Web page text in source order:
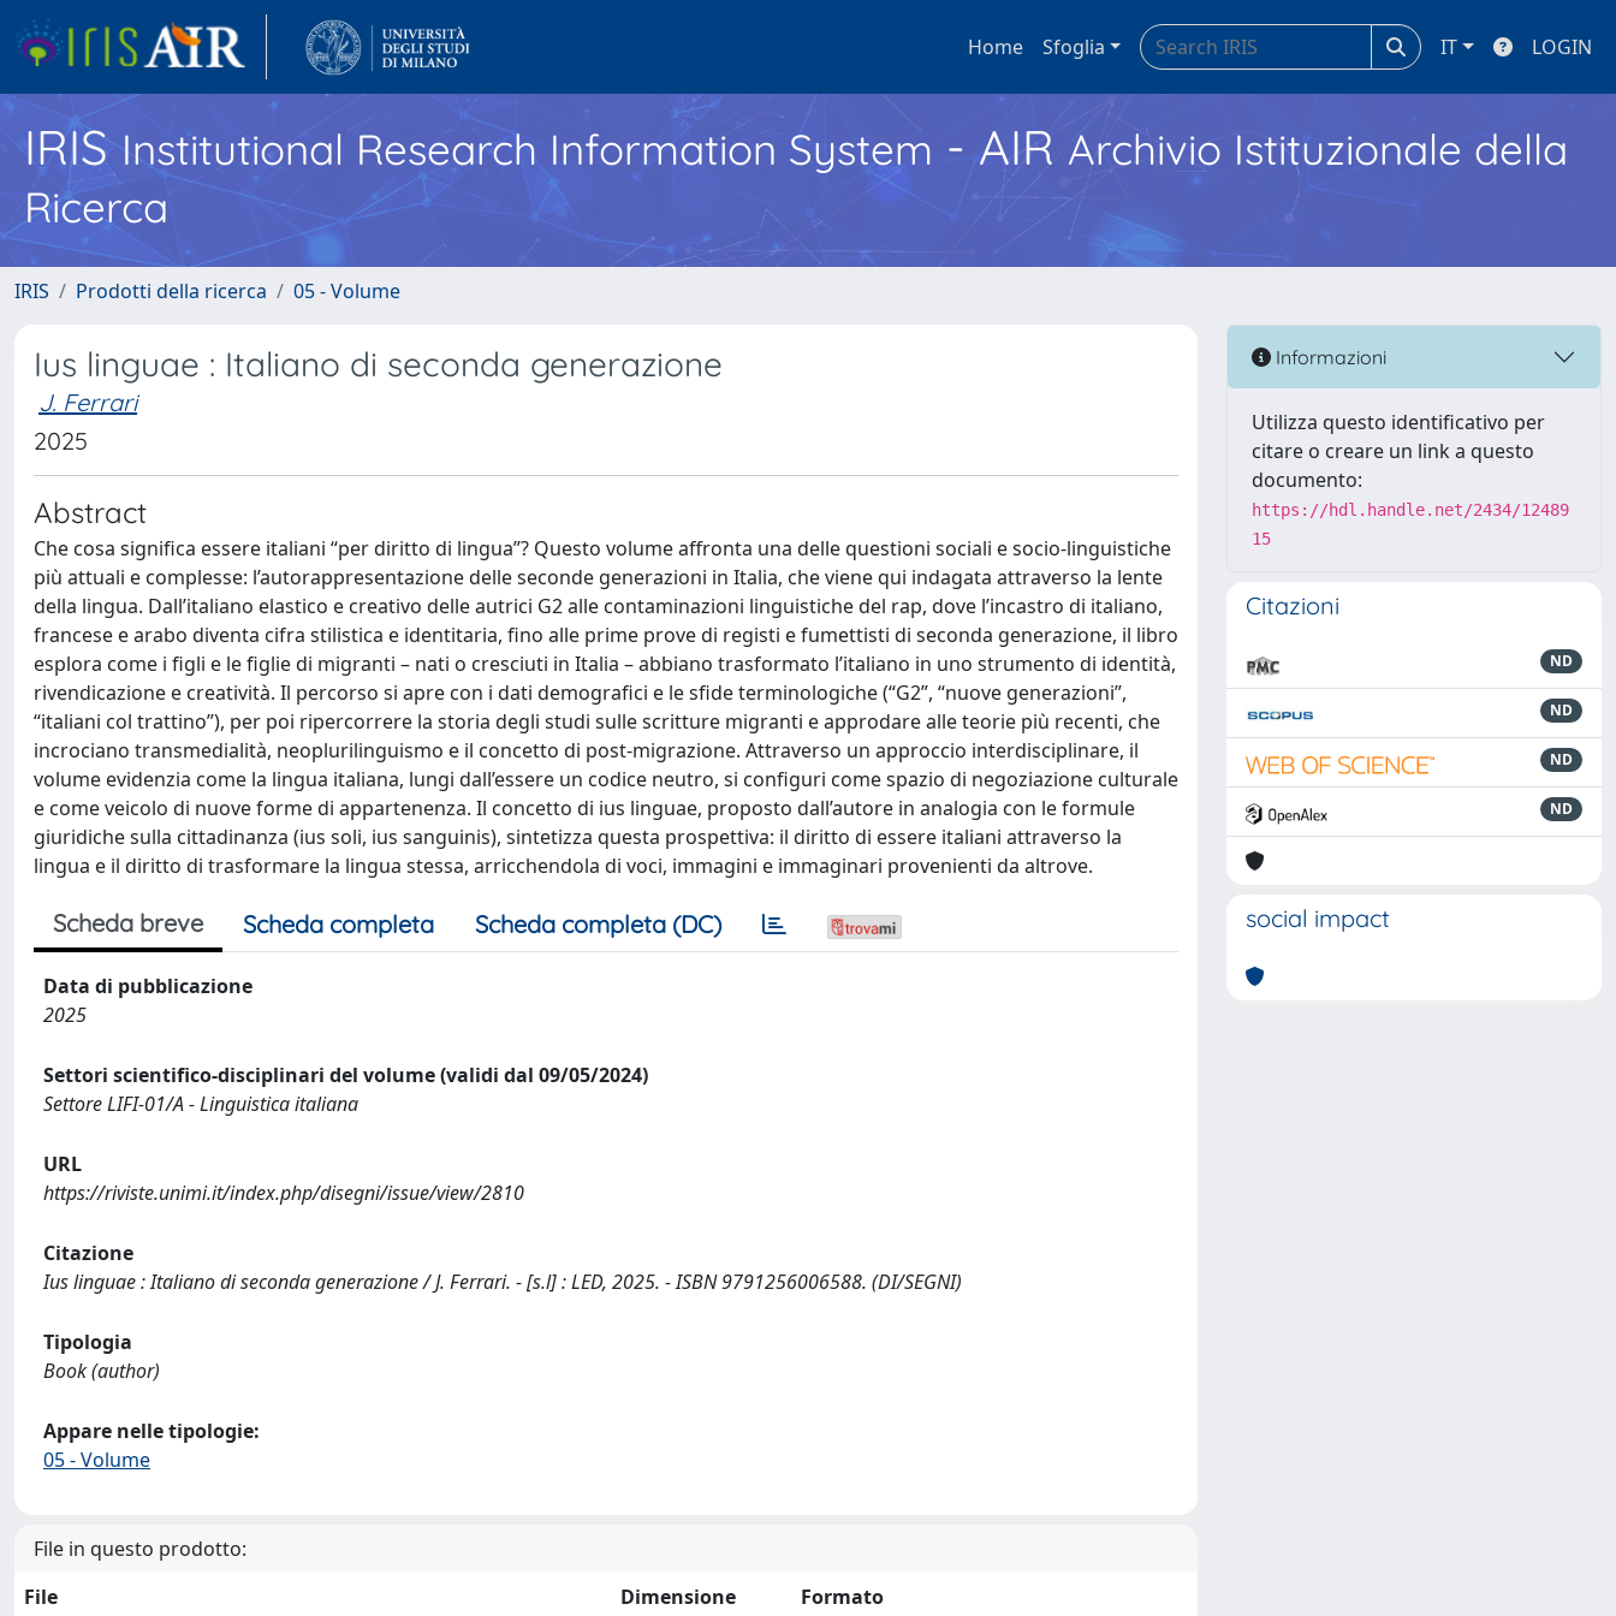
Home Sfoglia IT LOGIN
IRISInstitutional Research Information System - AIR Archivio Istituzionale della
Ricerca
IRIS Prodotti della ricerca 05 - Volume
Ius linguae : Italiano di seconda generazione
J. Ferrari
2025
Abstract
Che cosa significa essere italiani “per diritto di lingua”? Questo volume affronta una delle questioni sociali e socio-linguistiche
più attuali e complesse: l’autorappresentazione delle seconde generazioni in Italia, che viene qui indagata attraverso la lente
della lingua. Dall’italiano elastico e creativo delle autrici G2 alle contaminazioni linguistiche del rap, dove l’incastro di italiano,
francese e arabo diventa cifra stilistica e identitaria, fino alle prime prove di registi e fumettisti di seconda generazione, il libro
esplora come i figli e le figlie di migranti – nati o cresciuti in Italia – abbiano trasformato l’italiano in uno strumento di identità,
rivendicazione e creatività. Il percorso si apre con i dati demografici e le sfide terminologiche (“G2”, “nuove generazioni”,
“italiani col trattino”), per poi ripercorrere la storia degli studi sulle scritture migranti e approdare alle teorie più recenti, che
incrociano transmedialità, neoplurilinguismo e il concetto di post-migrazione. Attraverso un approccio interdisciplinare, il
volume evidenzia come la lingua italiana, lungi dall’essere un codice neutro, si configuri come spazio di negoziazione culturale
e come veicolo di nuove forme di appartenenza. Il concetto di ius linguae, proposto dall’autore in analogia con le formule
giuridiche sulla cittadinanza (ius soli, ius sanguinis), sintetizza questa prospettiva: il diritto di essere italiani attraverso la
lingua e il diritto di trasformare la lingua stessa, arricchendola di voci, immagini e immaginari provenienti da altrove.
Scheda breve Scheda completa Scheda completa (DC)
Data di pubblicazione
2025
Settori scientifico-disciplinari del volume (validi dal 09/05/2024)
Settore LIFI-01/A - Linguistica italiana
URL
https://riviste.unimi.it/index.php/disegni/issue/view/2810
Citazione
Ius linguae : Italiano di seconda generazione / J. Ferrari. - [s.l] : LED, 2025. - ISBN 9791256006588. (DI/SEGNI)
Tipologia
Book (author)
Appare nelle tipologie:
05 - Volume
File in questo prodotto:
File
Dimensione Formato
Informazioni
Utilizza questo identificativo per
citare o creare un link a questo
documento:
https://hdl.handle.net/2434/12489
15
Citazioni
ND
ND
ND
ND
social impact